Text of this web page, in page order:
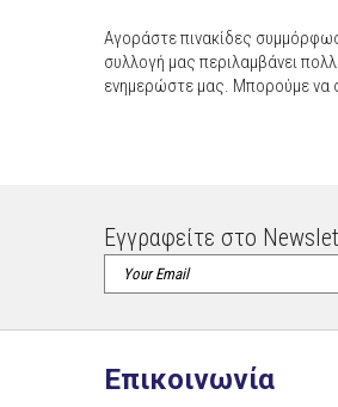
Αγοράστε πινακίδες
συλλογή μας περιλαμβάνει
ενημερώστε μας. Μπορούμε να
Εγγραφείτε στο
Επικοινωνία